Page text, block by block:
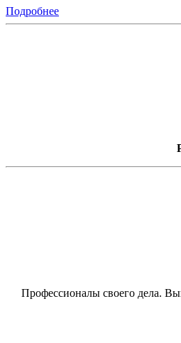
Подробнее
Профессионалы своего дела.